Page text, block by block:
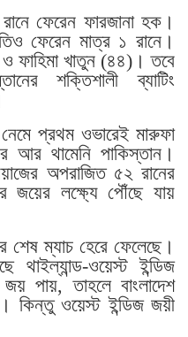
ফেরেন ফারজানা হক।
ফেরেন মাত্র ১ রানে।
ফাহিমা খাতুন (৪৪)। তবে
শক্তিশালী ব্যাটিং
প্রথম ওভারেই মারুফা
থামেনি পাকিস্তান।
অপরাজিত ৫২ রানের
জয়ের লক্ষ্যে পৌঁছে যায়
শেষ ম্যাচ হেরে ফেলেছে।
থাইল্যান্ড-ওয়েস্ট ইন্ডিজ
পায়, তাহলে বাংলাদেশ
কিন্তু ওয়েস্ট ইন্ডিজ জয়ী